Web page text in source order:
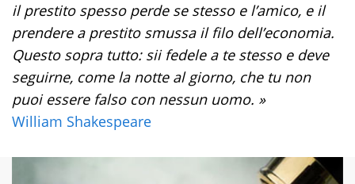
il prestito spesso perde se stesso e l’amico, e il
prendere a prestito smussa il filo dell’economia.
Questo sopra tutto: sii fedele a te stesso e deve
seguirne, come la notte al giorno, che tu non
puoi essere falso con nessun uomo. »
William Shakespeare